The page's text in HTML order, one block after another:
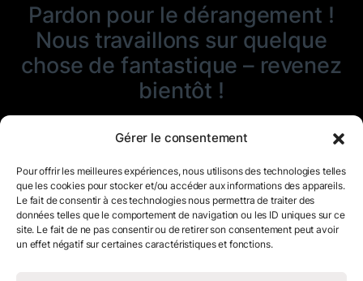
Gérer le consentement
Pour offrir les meilleures expériences, nous utilisons des technologies telles
que les cookies pour stocker et/ou accéder aux informations des appareils.
Le fait de consentir à ces technologies nous permettra de traiter des
données telles que le comportement de navigation ou les ID uniques sur ce
site. Le fait de ne pas consentir ou de retirer son consentement peut avoir
un effet négatif sur certaines caractéristiques et fonctions.
Pardon pour le dérangement !
Nous travaillons sur quelque
chose de fantastique – revenez
bientôt !